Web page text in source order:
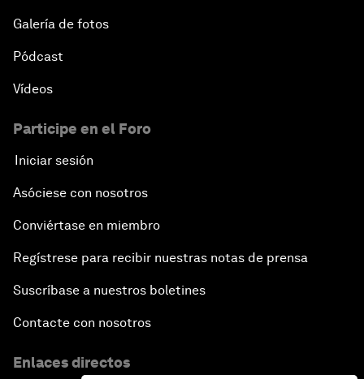
Galería de fotos
Pódcast
Vídeos
Participe en el Foro
Iniciar sesión
Asóciese con nosotros
Conviértase en miembro
Regístrese para recibir nuestras notas de prensa
Suscríbase a nuestros boletines
Contacte con nosotros
Enlaces directos